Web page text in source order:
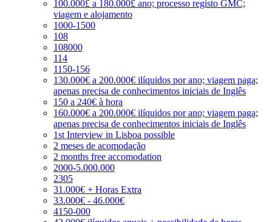
100.000£ a 180.000£ ano; processo registo GMC;
viagem e alojamento
1000-1500
108
108000
114
1150-156
130.000€ a 200.000€ ilíquidos por ano; viagem paga;
apenas precisa de conhecimentos iniciais de Inglês
150 a 240€ à hora
160.000€ a 200.000€ ilíquidos por ano; viagem paga;
apenas precisa de conhecimentos iniciais de Inglês
1st Interview in Lisboa possible
2 meses de acomodação
2 months free accomodation
2000-5.000.000
2305
31.000€ + Horas Extra
33.000€ - 46.000€
4150-000